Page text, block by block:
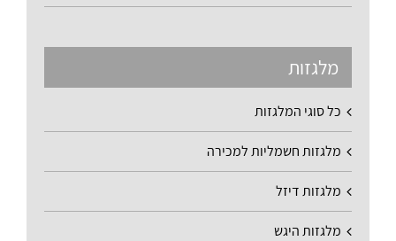
מלגזות
כל סוגי המלגזות
מלגזות חשמליות למכירה
מלגזות דיזל
מלגזות היגש